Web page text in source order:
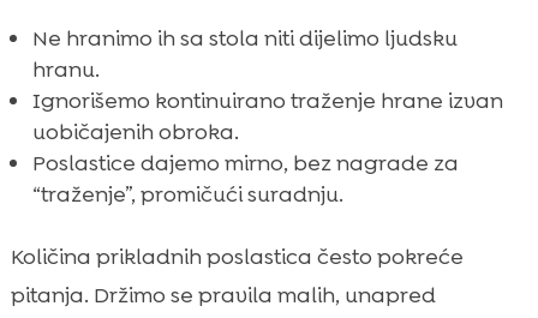
Ne hranimo ih sa stola niti dijelimo ljudsku
hranu.
Ignorišemo kontinuirano traženje hrane izvan
uobičajenih obroka.
Poslastice dajemo mirno, bez nagrade za
“traženje”, promičući suradnju.
Količina prikladnih poslastica često pokreće
pitanja. Držimo se pravila malih, unapred